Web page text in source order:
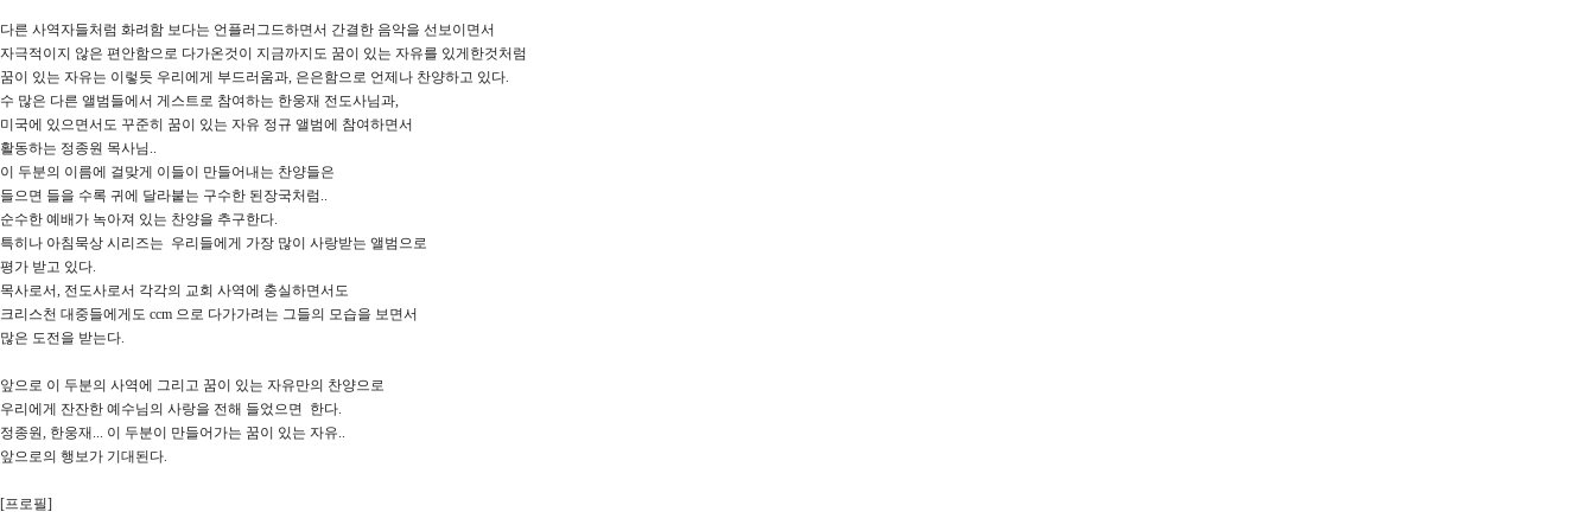
다른 사역자들처럼 화려함 보다는 언플러그드하면서 간결한 음악을 선보이면서
자극적이지 않은 편안함으로 다가온것이 지금까지도 꿈이 있는 자유를 있게한것처럼
꿈이 있는 자유는 이렇듯 우리에게 부드러움과, 은은함으로 언제나 찬양하고 있다.
수 많은 다른 앨범들에서 게스트로 참여하는 한웅재 전도사님과,
미국에 있으면서도 꾸준히 꿈이 있는 자유 정규 앨범에 참여하면서
활동하는 정종원 목사님..
이 두분의 이름에 걸맞게 이들이 만들어내는 찬양들은
들으면 들을 수록 귀에 달라붙는 구수한 된장국처럼..
순수한 예배가 녹아져 있는 찬양을 추구한다.
특히나 아침묵상 시리즈는 우리들에게 가장 많이 사랑받는 앨범으로
평가 받고 있다.
목사로서, 전도사로서 각각의 교회 사역에 충실하면서도
크리스천 대중들에게도 ccm 으로 다가가려는 그들의 모습을 보면서
많은 도전을 받는다.
앞으로 이 두분의 사역에 그리고 꿈이 있는 자유만의 찬양으로
우리에게 잔잔한 예수님의 사랑을 전해 들었으면 한다.
정종원, 한웅재... 이 두분이 만들어가는 꿈이 있는 자유..
앞으로의 행보가 기대된다.
[프로필]